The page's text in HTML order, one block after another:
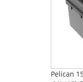
Pelican